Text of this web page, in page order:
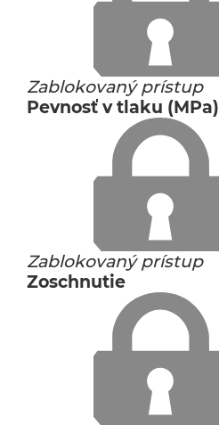
Zablokovaný prístup
Pevnosť v tlaku (MPa)
Zablokovaný prístup
Zoschnutie